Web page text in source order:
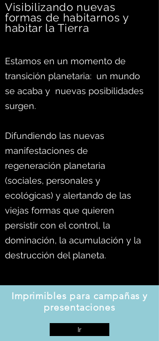
Visibilizando nuevas
formas de habitarnos y
habitar la Tierra
Estamos en un momento de
transición planetaria: un mundo
se acaba y nuevas posibilidades
surgen.
Difundiendo las nuevas
manifestaciones de
regeneración planetaria
(sociales, personales y
ecológicas) y alertando de las
viejas formas que quieren
persistir con el control, la
dominación, la acumulación y la
destrucción del planeta.
Imprimibles para campañas y
presentaciones
Ir